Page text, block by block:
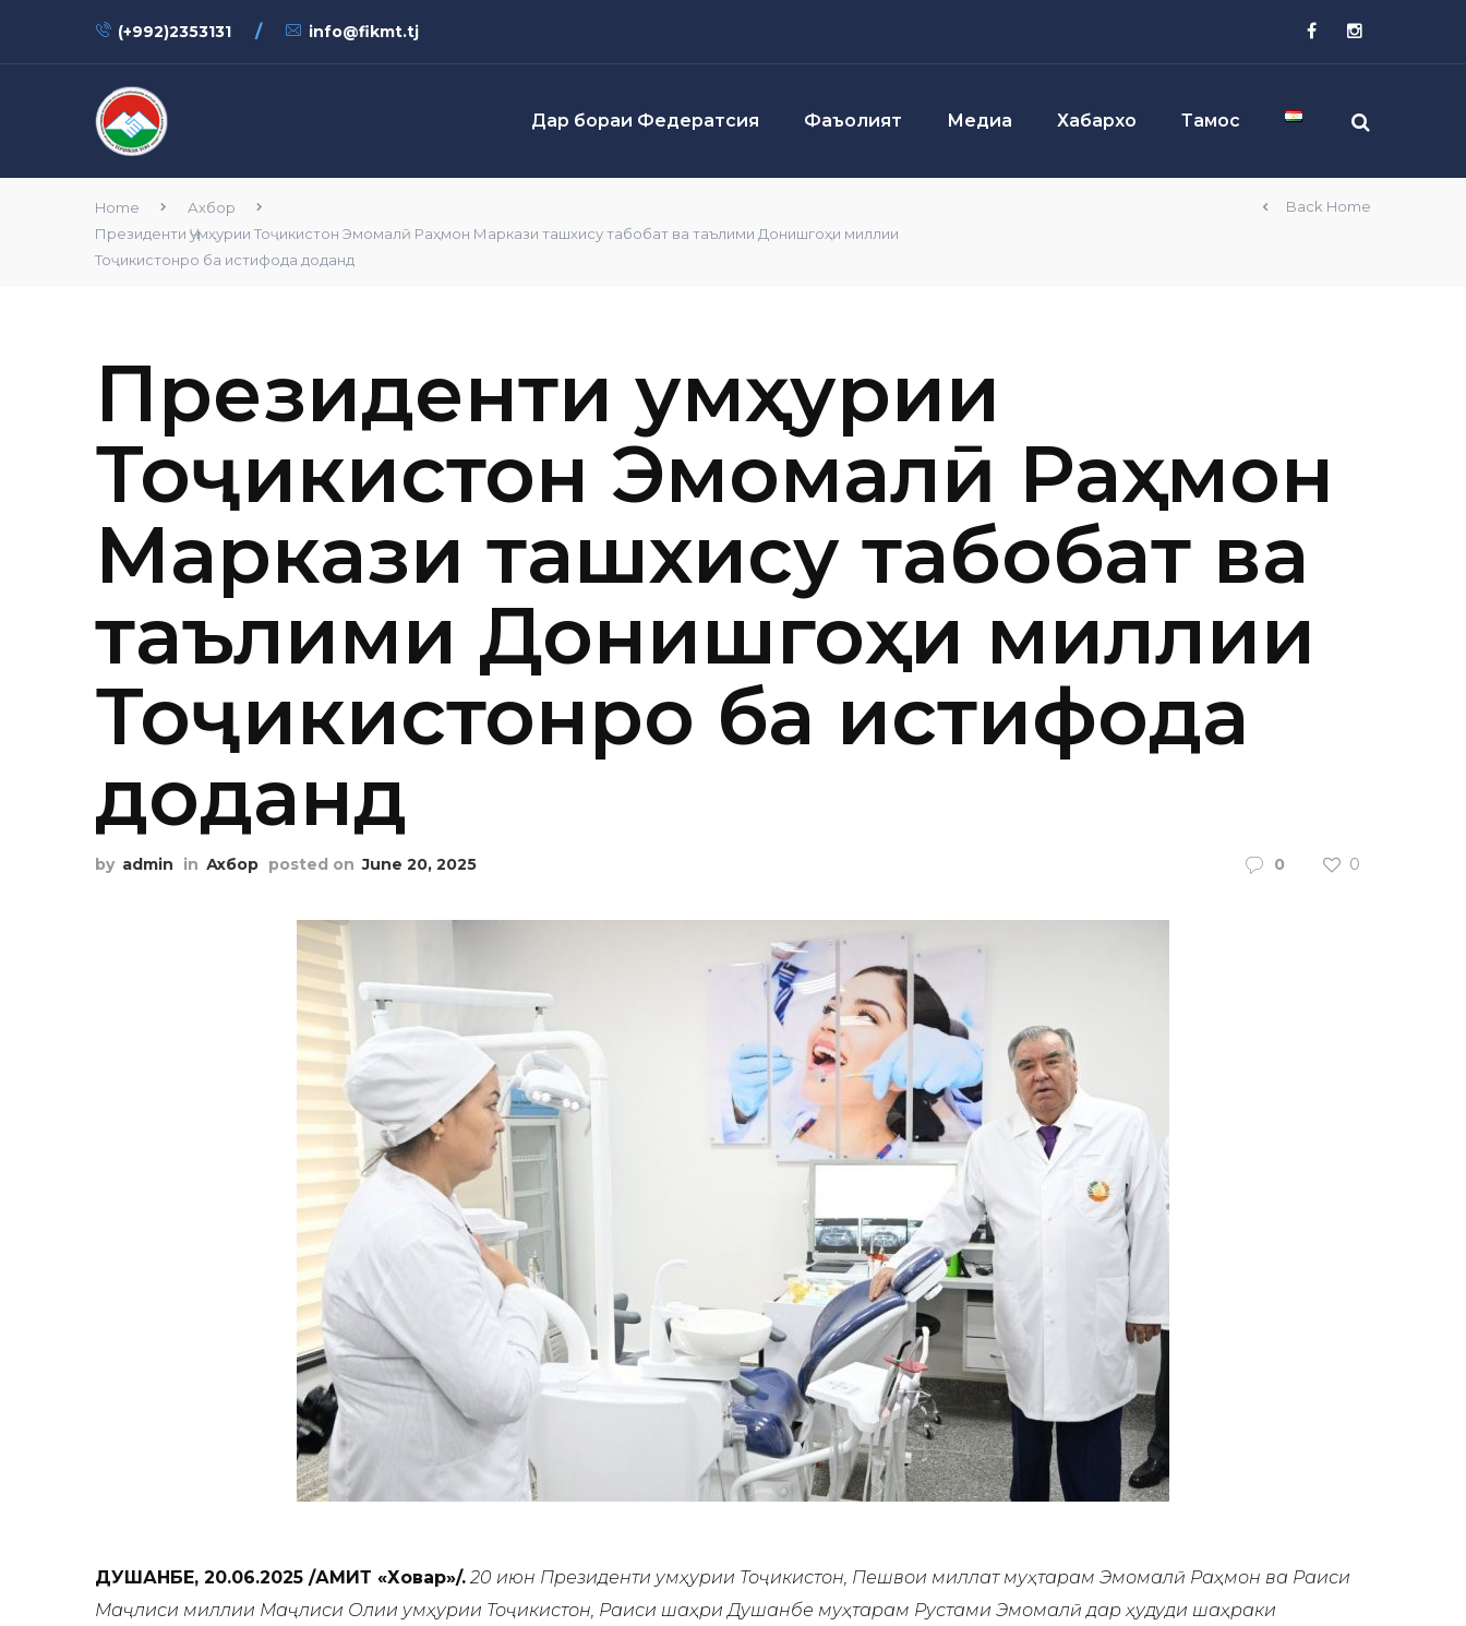
(+992)2353131 / info@fikmt.tj
Дар бораи Федератсия Фаъолият Медиа Хабархо Тамос
Home
Ахбор
Президенти Ҷумҳурии Тоҷикистон Эмомалӣ Раҳмон Маркази ташхису табобат ва таълими Донишгоҳи миллии
Тоҷикистонро ба истифода доданд
Back Home
Президенти Ҷумҳурии
Тоҷикистон Эмомалӣ Раҳмон
Маркази ташхису табобат ва
таълими Донишгоҳи миллии
Тоҷикистонро ба истифода
доданд
by admin in Ахбор posted on June 20, 2025 0 0
ДУШАНБЕ, 20.06.2025 /АМИТ «Ховар»/. 20 июн Президенти Ҷумҳурии Тоҷикистон, Пешвои миллат муҳтарам Эмомалӣ Раҳмон ва Раиси
Маҷлиси миллии Маҷлиси Олии Ҷумҳурии Тоҷикистон, Раиси шаҳри Душанбе муҳтарам Рустами Эмомалӣ дар ҳудуди шаҳраки